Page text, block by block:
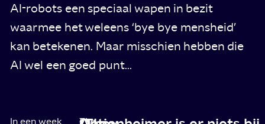
AI-robots een speciaal wapen in bezit
waarmee het weleens ‘bye bye mensheid’
kan betekenen. Maar misschien hebben die
AI wel een goed punt...
In een week
The
The